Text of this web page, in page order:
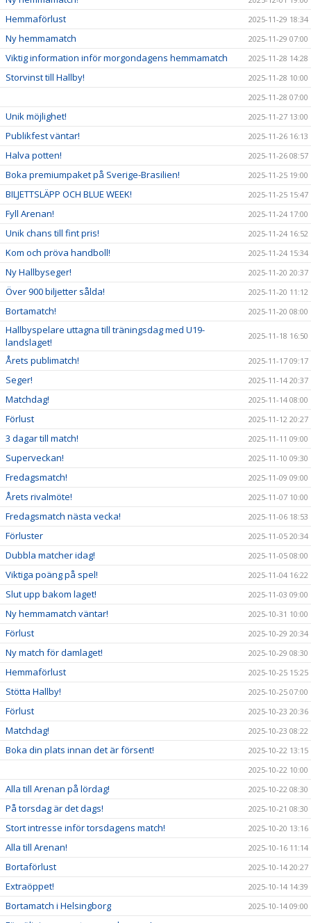
Hemmaförlust 2025-11-29 18:34
Ny hemmamatch 2025-11-29 07:00
Viktig information inför morgondagens hemmamatch 2025-11-28 14:28
Storvinst till Hallby!
2025-11-28 10:00
2025-11-28 07:00
Unik möjlighet! 2025-11-27 13:00
Publikfest väntar! 2025-11-26 16:13
Halva potten! 2025-11-26 08:57
Boka premiumpaket på Sverige-Brasilien! 2025-11-25 19:00
BILJETTSLÄPP OCH BLUE WEEK! 2025-11-25 15:47
Fyll Arenan! 2025-11-24 17:00
Unik chans till fint pris! 2025-11-24 16:52
Kom och pröva handboll! 2025-11-24 15:34
Ny Hallbyseger! 2025-11-20 20:37
Över 900 biljetter sålda! 2025-11-20 11:12
Bortamatch! 2025-11-20 08:00
Hallbyspelare uttagna till träningsdag med U19-
landslaget!
2025-11-18 16:50
Årets publimatch! 2025-11-17 09:17
Seger! 2025-11-14 20:37
Matchdag! 2025-11-14 08:00
Förlust 2025-11-12 20:27
3 dagar till match! 2025-11-11 09:00
Superveckan! 2025-11-10 09:30
Fredagsmatch! 2025-11-09 09:00
Årets rivalmöte! 2025-11-07 10:00
Fredagsmatch nästa vecka! 2025-11-06 18:53
Förluster 2025-11-05 20:34
Dubbla matcher idag! 2025-11-05 08:00
Viktiga poäng på spel! 2025-11-04 16:22
Slut upp bakom laget! 2025-11-03 09:00
Ny hemmamatch väntar! 2025-10-31 10:00
Förlust 2025-10-29 20:34
Ny match för damlaget! 2025-10-29 08:30
Hemmaförlust 2025-10-25 15:25
Stötta Hallby! 2025-10-25 07:00
Förlust 2025-10-23 20:36
Matchdag! 2025-10-23 08:22
Boka din plats innan det är försent!
2025-10-22 13:15
2025-10-22 10:00
Alla till Arenan på lördag! 2025-10-22 08:30
På torsdag är det dags! 2025-10-21 08:30
Stort intresse inför torsdagens match! 2025-10-20 13:16
Alla till Arenan! 2025-10-16 11:14
Bortaförlust 2025-10-14 20:27
Extraöppet! 2025-10-14 14:39
Bortamatch i Helsingborg 2025-10-14 09:00